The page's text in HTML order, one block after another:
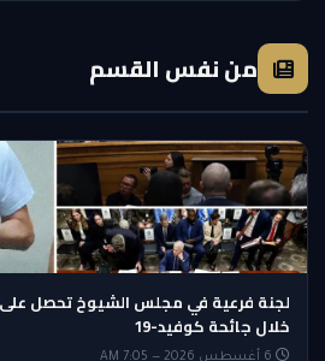
من نفس القسم
لجنة فرعية في مجلس الشيوخ تحصل
خلال جائحة كوفيد-19